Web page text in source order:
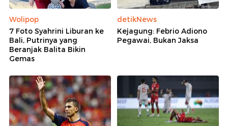
Wolipop
7 Foto Syahrini Liburan ke
Bali, Putrinya yang
Beranjak Balita Bikin
Gemas
detikNews
Kejagung: Febrio Adiono
Pegawai, Bukan Jaksa